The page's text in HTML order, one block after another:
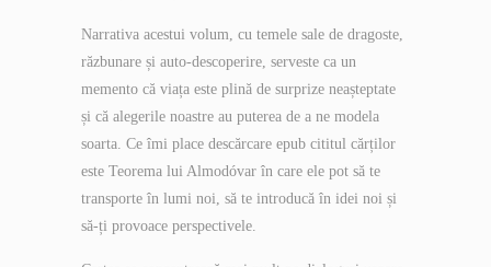
Narrativa acestui volum, cu temele sale de dragoste,
răzbunare și auto-descoperire, serveste ca un
memento că viața este plină de surprize neașteptate
și că alegerile noastre au puterea de a ne modela
soarta. Ce îmi place descărcare epub cititul cărților
este Teorema lui Almodóvar în care ele pot să te
transporte în lumi noi, să te introducă în idei noi și
să-ți provoace perspectivele.